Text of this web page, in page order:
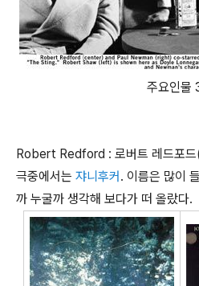
주요인물
Robert Redford : 로버트 레드포드
극중에서는 쟈니후커. 이름은 많이
까 누굴까 생각해 보다가 떠 올랐다.